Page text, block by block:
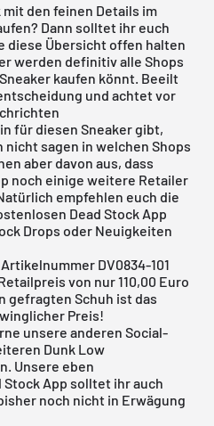
den feinen Details im
Dann solltet ihr euch
diese Übersicht offen halten
werden definitiv alle Shops
kaufen könnt. Beeilt
und achtet vor
für diesen Sneaker gibt,
nicht sagen in welchen Shops
aber davon aus, dass
noch einige weitere Retailer
empfehlen euch die
Dead Stock App
Drops oder Neuigkeiten
DV0834-101
von nur 110,00 Euro
gefragten Schuh ist das
Preis!
unsere anderen Social-
Dunk Low
Unsere eben
App solltet ihr auch
noch nicht in Erwägung